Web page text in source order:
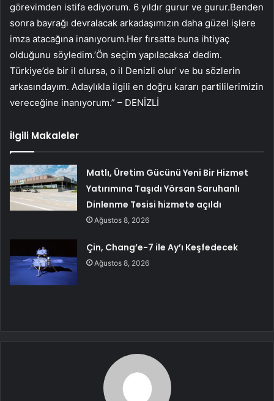
görevimden istifa ediyorum. 6 yıldır gurur ve gurur.Benden
sonra bayrağı devralacak arkadaşımızın daha güzel işlere
imza atacağına inanıyorum.Her fırsatta buna ihtiyaç
olduğunu söyledim.’Ön seçim yapılacaksa’ dedim.
Türkiye’de bir il olursa, o il Denizli olur’ ve bu sözlerin
arkasındayım. Adaylıkla ilgili en doğru kararı partililerimizin
vereceğine inanıyorum.” – DENİZLİ
İlgili Makaleler
Matlı, Üretim Gücünü Yeni Bir Hizmet
Yatırımına Taşıdı Yörsan Saruhanlı
Dinlenme Tesisi hizmete açıldı
Ağustos 8, 2026
Çin, Chang’e-7 ile Ay’ı Keşfedecek
Ağustos 8, 2026